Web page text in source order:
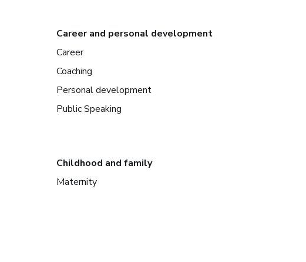
Career and personal development
Career
Coaching
Personal development
Public Speaking
Childhood and family
Maternity